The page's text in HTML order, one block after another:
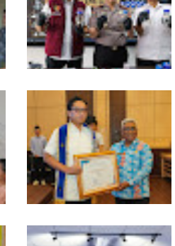
Nias
Bahan dari Kamboja, Polda
Sumut Bongkar Home Industri
Vape Mengandung Etomidate